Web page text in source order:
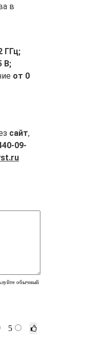
в
ГГц;
В;
от 0
сайт,
09-
обычный
5